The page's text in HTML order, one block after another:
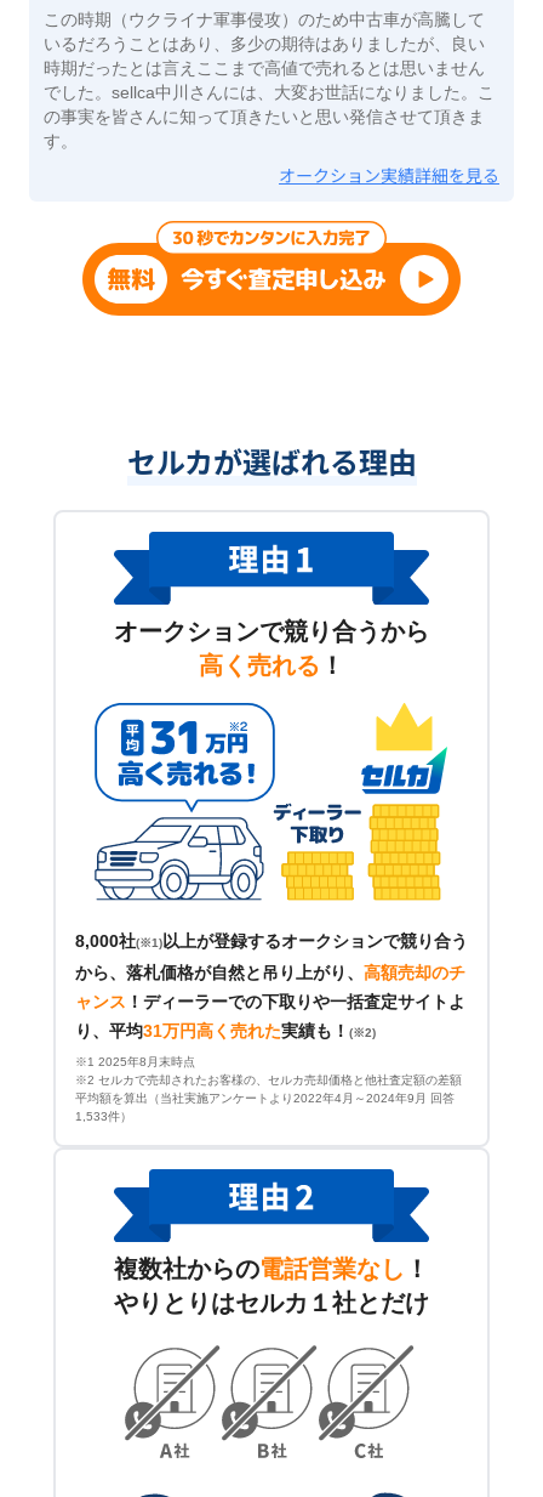
この時期（ウクライナ軍事侵攻）のため中古車が高騰して
いるだろうことはあり、多少の期待はありましたが、良い
時期だったとは言えここまで高値で売れるとは思いません
でした。sellca中川さんには、大変お世話になりました。こ
の事実を皆さんに知って頂きたいと思い発信させて頂きま
す。
オークション実績詳細を見る
セルカが選ばれる理由
オークションで競り合うから
高く売れる ！
8,000社(※1) 以上が登録するオークションで競り合う
から、落札価格が自然と吊り上がり、 高額売却のチ
ャンス ！ ディーラーでの下取りや一括査定サイトよ
り、平均31万円高く売れた実績も！ (※2)
※1 2025年8月末時点
※2 セルカで売却されたお客様の、セルカ売却価格と他社査定額の差額
平均額を算出（当社実施アンケートより2022年4月～2024年9月 回答
1,533件）
複数社からの電話営業なし ！
やりとりはセルカ１社とだけ